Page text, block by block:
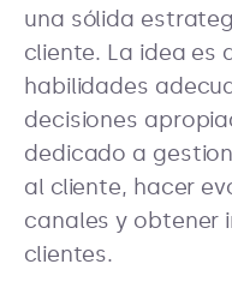
una sólida
cliente. La idea es
habilidades
decisiones
dedicado a
al cliente, hacer
canales y obtener
clientes.